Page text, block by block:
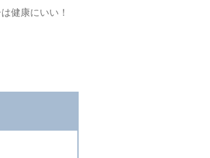
健康にいい！